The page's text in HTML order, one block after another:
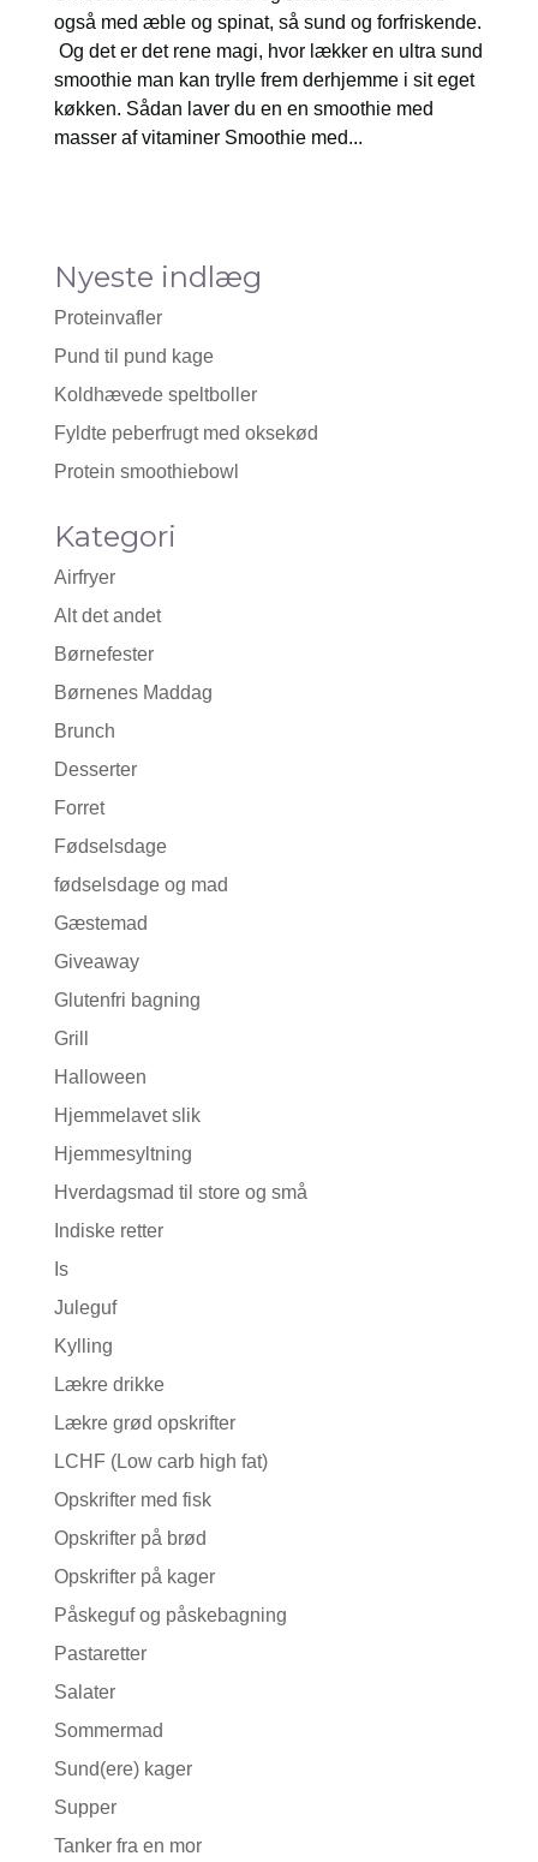
også med æble og spinat, så sund og forfriskende.
Og det er det rene magi, hvor lækker en ultra sund
smoothie man kan trylle frem derhjemme i sit eget
køkken. Sådan laver du en en smoothie med
masser af vitaminer Smoothie med...
Nyeste indlæg
Proteinvafler
Pund til pund kage
Koldhævede speltboller
Fyldte peberfrugt med oksekød
Protein smoothiebowl
Kategori
Airfryer
Alt det andet
Børnefester
Børnenes Maddag
Brunch
Desserter
Forret
Fødselsdage
fødselsdage og mad
Gæstemad
Giveaway
Glutenfri bagning
Grill
Halloween
Hjemmelavet slik
Hjemmesyltning
Hverdagsmad til store og små
Indiske retter
Is
Juleguf
Kylling
Lækre drikke
Lækre grød opskrifter
LCHF (Low carb high fat)
Opskrifter med fisk
Opskrifter på brød
Opskrifter på kager
Påskeguf og påskebagning
Pastaretter
Salater
Sommermad
Sund(ere) kager
Supper
Tanker fra en mor